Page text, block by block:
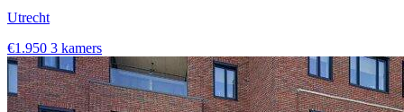
Utrecht
€1.950 3 kamers